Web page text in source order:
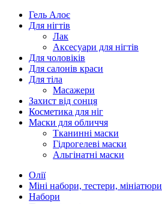
Гель Алоє
Для нігтів
Лак
Аксесуари для нігтів
Для чоловіків
Для салонів краси
Для тіла
Масажери
Захист від сонця
Косметика для ніг
Маски для обличчя
Тканинні маски
Гідрогелеві маски
Альгінатні маски
Олії
Міні набори, тестери, мініатюри
Набори